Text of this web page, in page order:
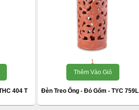
404 T
1
Thêm Vào Giỏ
Đèn Treo Ống - Đỏ Gốm - TYC 759L